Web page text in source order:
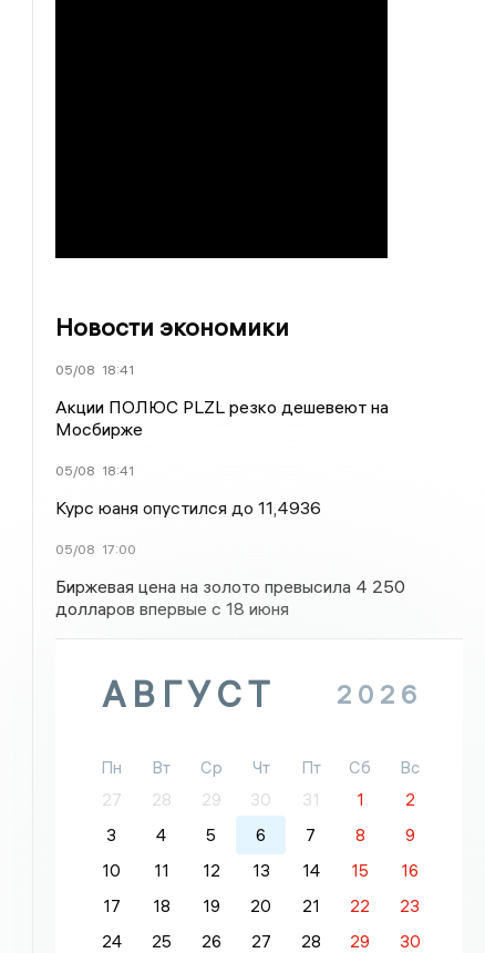
Новости экономики
05/08 18:41
Акции ПОЛЮС PLZL резко дешевеют на
Мосбирже
05/08 18:41
Курс юаня опустился до 11,4936
05/08 17:00
Биржевая цена на золото превысила 4 250
долларов впервые с 18 июня
АВГУСТ 2026
Пн Вт Ср Чт Пт Сб
Вс
27
28 29 30 31 1
2
3
4 5 6 7 8
9
10
11 12 13 14 15
16
17
18 19 20 21 22
23
24
25 26 27 28 29
30